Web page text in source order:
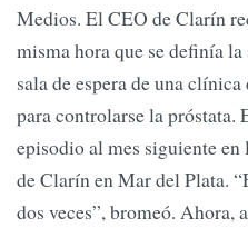
Medios. El CEO de Clarín
misma hora que se definía
sala de espera de una
para controlarse la
episodio al mes siguiente
de Clarín en Mar del Plata.
dos veces”, bromeó. Ahora,